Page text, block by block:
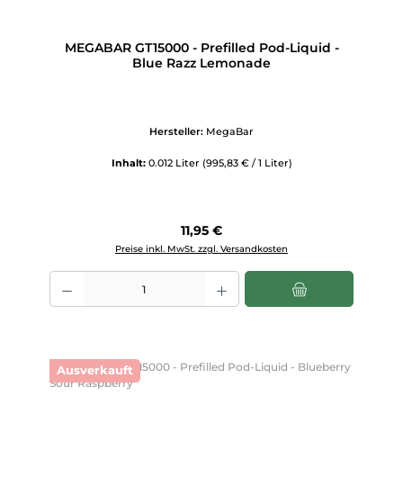
MEGABAR GT15000 - Prefilled Pod-Liquid -
Blue Razz Lemonade
Hersteller: MegaBar
Inhalt: 0.012 Liter (995,83 € / 1 Liter)
Regulärer Preis:
11,95 €
Preise inkl. MwSt. zzgl. Versandkosten
Produkt Anzahl: Gib den gewünschten Wert ein oder benutze die
Ausverkauft